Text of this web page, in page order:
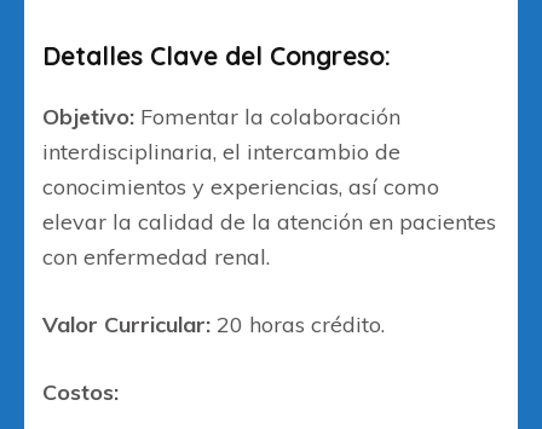
Detalles Clave del Congreso:
Objetivo: Fomentar la colaboración
interdisciplinaria, el intercambio de
conocimientos y experiencias, así como
elevar la calidad de la atención en pacientes
con enfermedad renal.
Valor Curricular: 20 horas crédito.
Costos: